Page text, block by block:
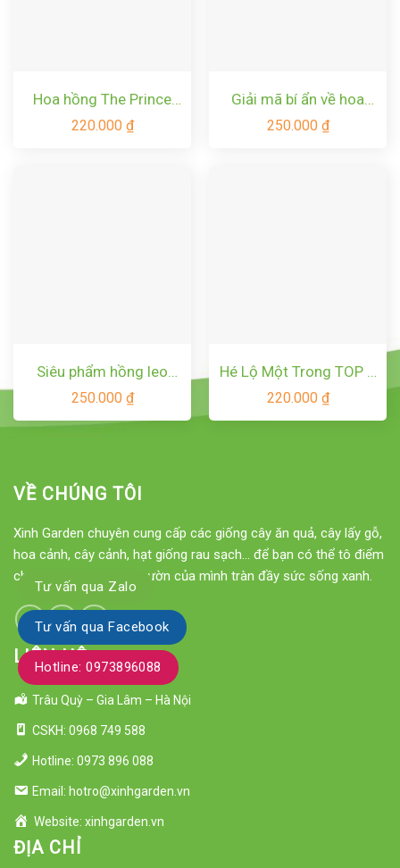
Hoa hồng The Prince
rose – Hoa hồng David
Austin màu tím đẹp
220.000 ₫
Giải mã bí ẩn về hoa
hồng leo trắng Claire
Austin Rose
250.000 ₫
Siêu phẩm hồng leo
Pháp Pompadour rose
– Hoa hồng leo bông
lớn thơm tuyệt !
250.000 ₫
Hé Lộ Một Trong TOP 5
Hoa Hồng Cưới Đẹp
Nhất Của DA –
220.000 ₫
VỀ CHÚNG TÔI
Xinh Garden chuyên cung cấp các giống cây ăn quả, cây lấy gỗ,
hoa cảnh, cây cảnh, hạt giống rau sạch... để bạn có thể tô điểm
cho ngôi nhà hay khu vườn của mình tràn đầy sức sống xanh.
LIÊN HỆ
Trâu Quỳ – Gia Lâm – Hà Nội
CSKH: 0968 749 588
Hotline: 0973 896 088
Email: hotro@xinhgarden.vn
Website: xinhgarden.vn
ĐỊA CHỈ
Tư vấn qua Zalo
Tư vấn qua Facebook
Hotline: 0973896088